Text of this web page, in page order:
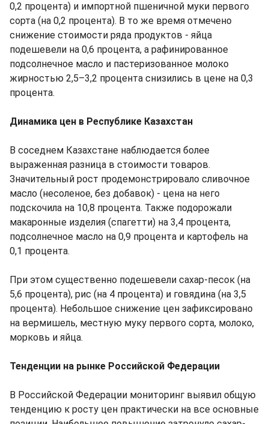
0,2 процента) и импортной пшеничной муки первого
сорта (на 0,2 процента). В то же время отмечено
снижение стоимости ряда продуктов - яйца
подешевели на 0,6 процента, а рафинированное
подсолнечное масло и пастеризованное молоко
жирностью 2,5–3,2 процента снизились в цене на 0,3
процента.
Динамика цен в Республике Казахстан
В соседнем Казахстане наблюдается более
выраженная разница в стоимости товаров.
Значительный рост продемонстрировало сливочное
масло (несоленое, без добавок) - цена на него
подскочила на 10,8 процента. Также подорожали
макаронные изделия (спагетти) на 3,4 процента,
подсолнечное масло на 0,9 процента и картофель на
0,1 процента.
При этом существенно подешевели сахар-песок (на
5,6 процента), рис (на 4 процента) и говядина (на 3,5
процента). Небольшое снижение цен зафиксировано
на вермишель, местную муку первого сорта, молоко,
морковь и яйца.
Тенденции на рынке Российской Федерации
В Российской Федерации мониторинг выявил общую
тенденцию к росту цен практически на все основные